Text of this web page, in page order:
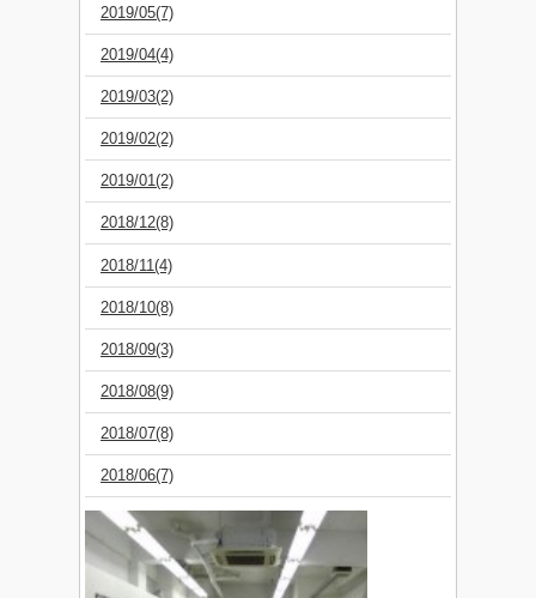
2019/05(7)
2019/04(4)
2019/03(2)
2019/02(2)
2019/01(2)
2018/12(8)
2018/11(4)
2018/10(8)
2018/09(3)
2018/08(9)
2018/07(8)
2018/06(7)